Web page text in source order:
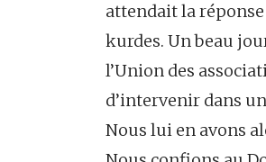
attendait la
kurdes. Un beau
l’Union des
d’intervenir dans
Nous lui en avons